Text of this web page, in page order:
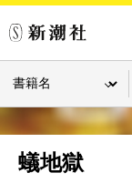
蟻地獄